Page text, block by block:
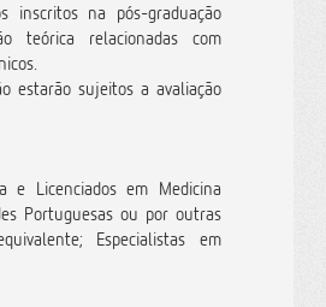
inscritos na pós-graduação
teórica relacionadas com
estarão sujeitos a avaliação
e Licenciados em Medicina
Portuguesas ou por outras
Especialistas em